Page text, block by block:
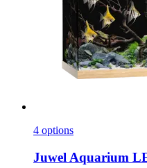
4 options
Juwel Aquarium